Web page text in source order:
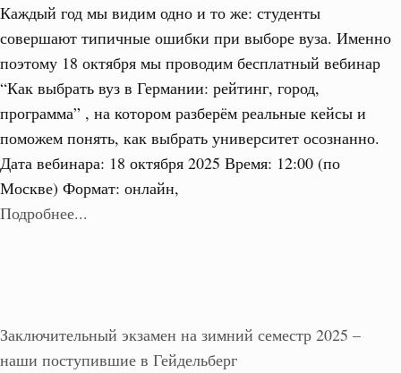
Каждый год мы видим одно и то же: студенты
совершают типичные ошибки при выборе вуза. Именно
поэтому 18 октября мы проводим бесплатный вебинар
“Как выбрать вуз в Германии: рейтинг, город,
программа” , на котором разберём реальные кейсы и
поможем понять, как выбрать университет осознанно.
Дата вебинара: 18 октября 2025 Время: 12:00 (по
Москве) Формат: онлайн,
Подробнее...
Заключительный экзамен на зимний семестр 2025 –
наши поступившие в Гейдельберг